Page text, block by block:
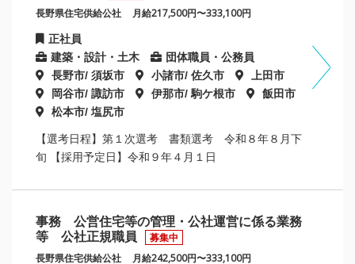
長野県住宅供給公社 月給217,500円〜333,100円
正社員
建築・設計・土木
団体職員・公務員
長野市/ 須坂市
小諸市/ 佐久市
上田市
岡谷市/ 諏訪市
伊那市/ 駒ケ根市
飯田市
松本市/ 塩尻市
【選考日程】第１次選考 書類選考 令和８年８月下
旬 【採用予定日】令和９年４月１日
事務 公営住宅等の管理・公社運営に係る業務
等 公社正規職員
募集中
長野県住宅供給公社 月給242,500円〜333,100円